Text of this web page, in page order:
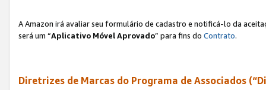
A Amazon irá avaliar seu formulário de cadastro e notificá-lo da
será um “Aplicativo Móvel Aprovado” para fins do Contrato.
Diretrizes de Marcas do Programa de Associados